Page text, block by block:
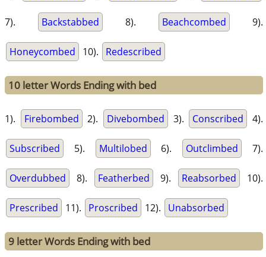
7). Backstabbed 8). Beachcombed 9).
Honeycombed 10). Redescribed
10 letter Words Ending with bed
1). Firebombed 2). Divebombed 3). Conscribed 4).
Subscribed 5). Multilobed 6). Outclimbed 7).
Overdubbed 8). Featherbed 9). Reabsorbed 10).
Prescribed 11). Proscribed 12). Unabsorbed
9 letter Words Ending with bed